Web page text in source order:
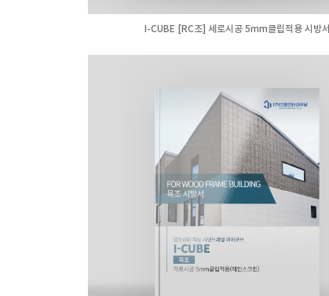
I-CUBE [RC조] 세로시공 5mm클립적용 시방서